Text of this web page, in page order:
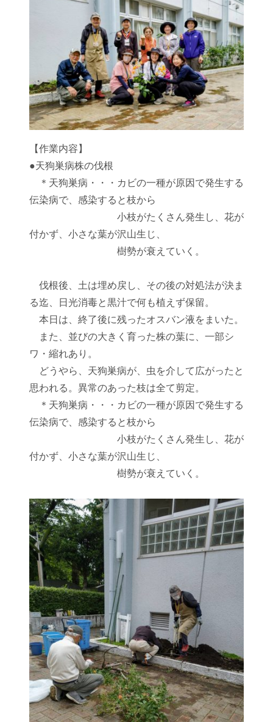
【作業内容】
●天狗巣病株の伐根
＊天狗巣病・・・カビの一種が原因で発生する
伝染病で、感染すると枝から
小枝がたくさん発生し、花が
付かず、小さな葉が沢山生じ、
樹勢が衰えていく。
伐根後、土は埋め戻し、その後の対処法が決ま
る迄、日光消毒と黒汁で何も植えず保留。
本日は、終了後に残ったオスバン液をまいた。
また、並びの大きく育った株の葉に、一部シ
ワ・縮れあり。
どうやら、天狗巣病が、虫を介して広がったと
思われる。異常のあった枝は全て剪定。
＊天狗巣病・・・カビの一種が原因で発生する
伝染病で、感染すると枝から
小枝がたくさん発生し、花が
付かず、小さな葉が沢山生じ、
樹勢が衰えていく。